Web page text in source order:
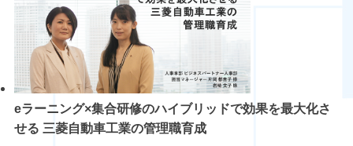
eラーニング×集合研修のハイブリッドで効果を最大化さ
せる 三菱自動車工業の管理職育成